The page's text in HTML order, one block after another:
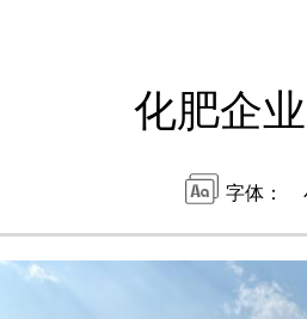
化肥企
字体：